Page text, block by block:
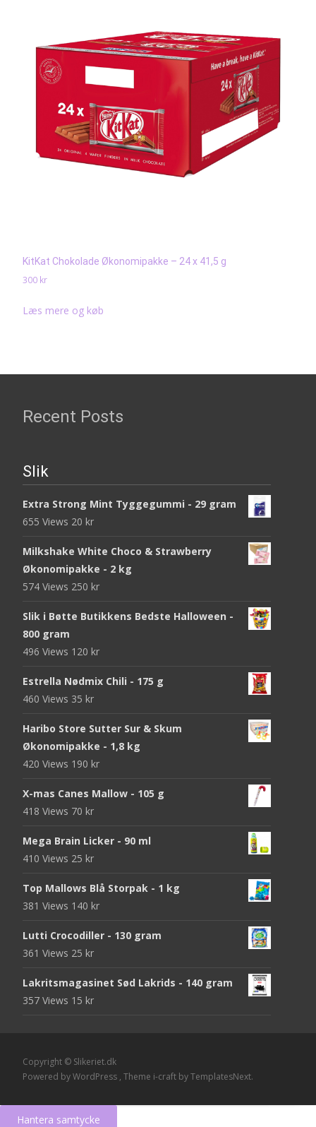
KitKat Chokolade Økonomipakke – 24 x 41,5 g
300 kr
Læs mere og køb
Recent Posts
Slik
Extra Strong Mint Tyggegummi - 29 gram
655 Views 20 kr
Milkshake White Choco & Strawberry
Økonomipakke - 2 kg
574 Views 250 kr
Slik i Bøtte Butikkens Bedste Halloween -
800 gram
496 Views 120 kr
Estrella Nødmix Chili - 175 g
460 Views 35 kr
Haribo Store Sutter Sur & Skum
Økonomipakke - 1,8 kg
420 Views 190 kr
X-mas Canes Mallow - 105 g
418 Views 70 kr
Mega Brain Licker - 90 ml
410 Views 25 kr
Top Mallows Blå Storpak - 1 kg
381 Views 140 kr
Lutti Crocodiller - 130 gram
361 Views 25 kr
Lakritsmagasinet Sød Lakrids - 140 gram
357 Views 15 kr
Copyright © Slikeriet.dk
Powered by WordPress , Theme i-craft by TemplatesNext.
Hantera samtycke